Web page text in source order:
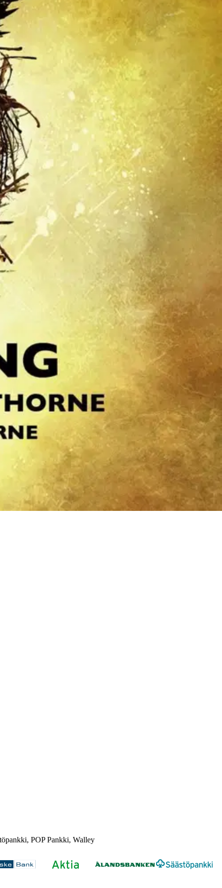
tarina, jonka on näytelmäksi kirjoittanut Jack Thorne. Se on
Harry Potterilla ei ole koskaan ollut helppoa, ja vaikeuksia
esiin pyrkivän menneisyytensä kanssa, hänen nuorin
sekä isä että poika oppivat ikävän totuuden: toisinaan pimeys
POP Pankki, Walley